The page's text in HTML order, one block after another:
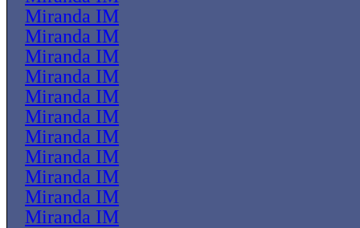
Miranda IM
Miranda IM
Miranda IM
Miranda IM
Miranda IM
Miranda IM
Miranda IM
Miranda IM
Miranda IM
Miranda IM
Miranda IM